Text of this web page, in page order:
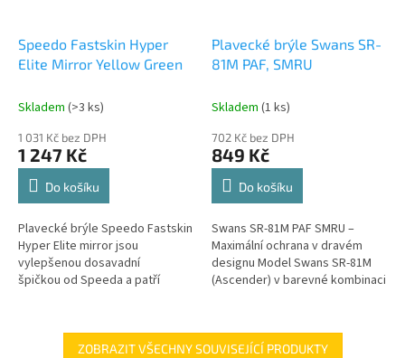
Speedo Fastskin Hyper
Elite Mirror Yellow Green
Skladem (>3 ks)
1 031 Kč bez DPH
1 247 Kč
Do košíku
Plavecké brýle Speedo Fastskin
Hyper Elite mirror jsou
vylepšenou dosavadní
špičkou od Speeda a patří
Plavecké brýle Swans SR-
81M PAF, SMRU
Skladem (1 ks)
702 Kč bez DPH
849 Kč
Do košíku
Swans SR-81M PAF SMRU –
Maximální ochrana v dravém
designu Model Swans SR-81M
(Ascender) v barevné kombinaci
ZOBRAZIT VŠECHNY SOUVISEJÍCÍ PRODUKTY